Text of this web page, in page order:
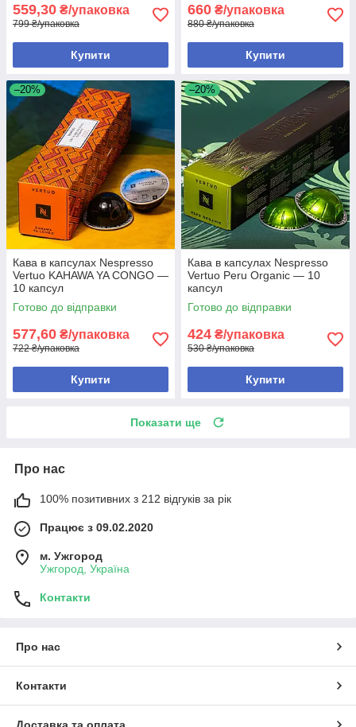
559,30 ₴/упаковка
799 ₴/упаковка
Купити
660 ₴/упаковка
880 ₴/упаковка
Купити
–20%
Кава в капсулах Nespresso
Vertuo KAHAWA YA CONGO —
10 капсул
Готово до відправки
577,60 ₴/упаковка
722 ₴/упаковка
Купити
–20%
Кава в капсулах Nespresso
Vertuo Peru Organic — 10
капсул
Готово до відправки
424 ₴/упаковка
530 ₴/упаковка
Купити
Показати ще
Про нас
100% позитивних з 212 відгуків за рік
Працює з 09.02.2020
м. Ужгород
Ужгород, Україна
Контакти
Про нас
Контакти
Доставка та оплата